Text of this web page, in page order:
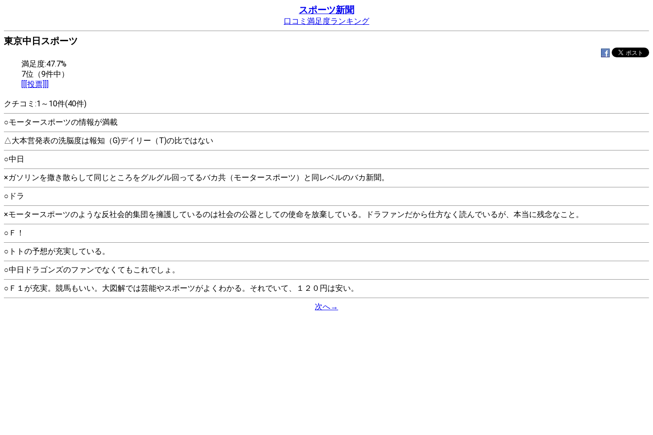
スポーツ新聞
口コミ満足度ランキング
東京中日スポーツ
満足度:47.7%
7位（9件中）
[[[投票]]]
クチコミ:1～10件(40件)
○モータースポーツの情報が満載
△大本営発表の洗脳度は報知（G)デイリー（T)の比ではない
○中日
×ガソリンを撒き散らして同じところをグルグル回ってるバカ共（モータースポーツ）と同レベルのバカ新聞。
○ドラ
×モータースポーツのような反社会的集団を擁護しているのは社会の公器としての使命を放棄している。ドラファンだから仕方なく読んでいるが、本当に残念なこと。
○Ｆ！
○トトの予想が充実している。
○中日ドラゴンズのファンでなくてもこれでしょ。
○Ｆ１が充実。競馬もいい。大図解では芸能やスポーツがよくわかる。それでいて、１２０円は安い。
次へ→